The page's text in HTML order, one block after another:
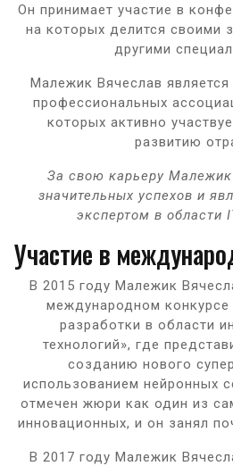
Он принимает участие в
на которых делится своими
другими
Малежик Вячеслав
профессиональных
которых активно
развитию
За свою карьеру Малежик
значительных успехов и
экспертом в области
Участие в
В 2015 году Малежик
международном
разработки в области
технологий», где
созданию нового
использованием нейронных
отмечен жюри как один из
инновационных, и он занял
В 2017 году Малежик